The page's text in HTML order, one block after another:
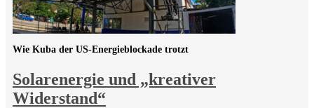
Solarenergie und „kreativer
Widerstand“
Wie Kuba der US-Energieblockade trotzt